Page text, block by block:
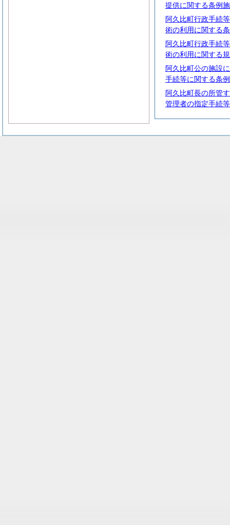
提供に関する条例
阿久比町行政手続
術の利用に関する
阿久比町行政手続
術の利用に関する
阿久比町公の施設
手続等に関する条例
阿久比町長の所管
管理者の指定手続